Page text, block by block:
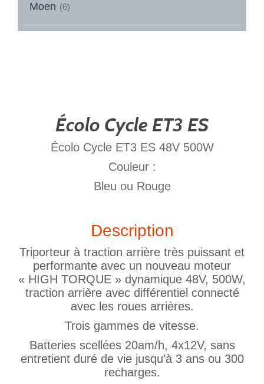
Moen (6)
Écolo Cycle ET3 ES
Écolo Cycle ET3 ES 48V 500W
Couleur :
Bleu ou Rouge
Description
Triporteur à traction arrière très puissant et
performante avec un nouveau moteur
« HIGH TORQUE » dynamique 48V, 500W,
traction arrière avec différentiel connecté
avec les roues arrières.
Trois gammes de vitesse.
Batteries scellées 20am/h, 4x12V, sans
entretient duré de vie jusqu’à 3 ans ou 300
recharges.